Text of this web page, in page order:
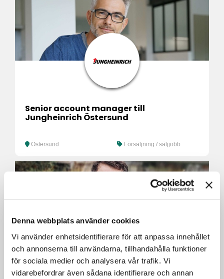
Denna webbplats använder cookies
Vi använder enhetsidentifierare för att anpassa innehållet
och annonserna till användarna, tillhandahålla funktioner
för sociala medier och analysera vår trafik. Vi
vidarebefordrar även sådana identifierare och annan
Senior account manager till
Jungheinrich Östersund
Östersund Försäljning / säljjobb
Teknisk utesäljare till Jungheinrich